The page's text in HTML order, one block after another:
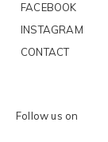
FACEBOOK
INSTAGRAM
CONTACT
Follow us on